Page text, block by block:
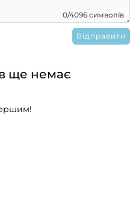
0/4096 символів
ще немає